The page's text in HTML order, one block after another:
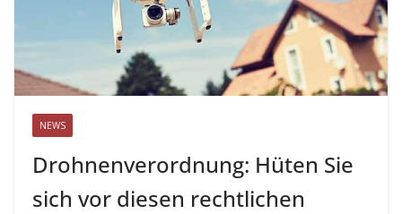
NEWS
Drohnenverordnung: Hüten Sie
sich vor diesen rechtlichen